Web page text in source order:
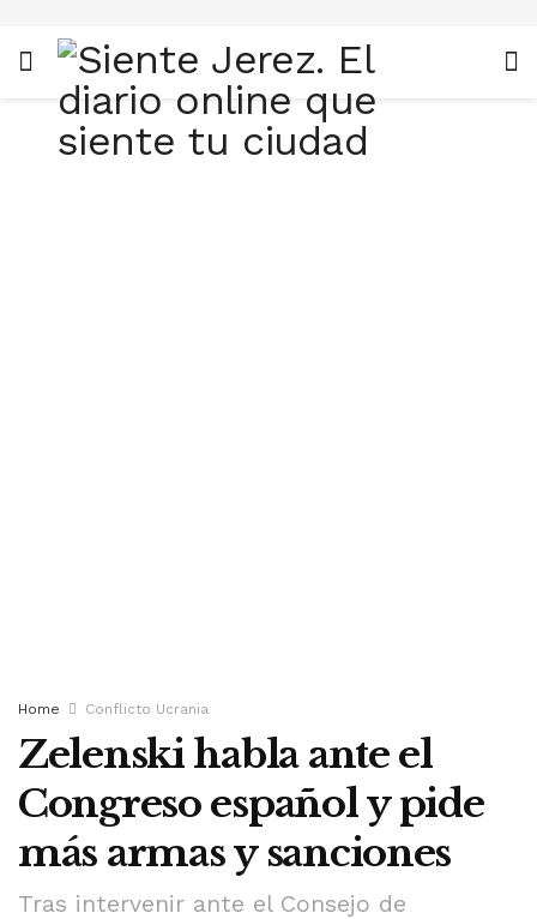
Home Conflicto Ucrania
Zelenski habla ante el
Congreso español y pide
más armas y sanciones
Tras intervenir ante el Consejo de